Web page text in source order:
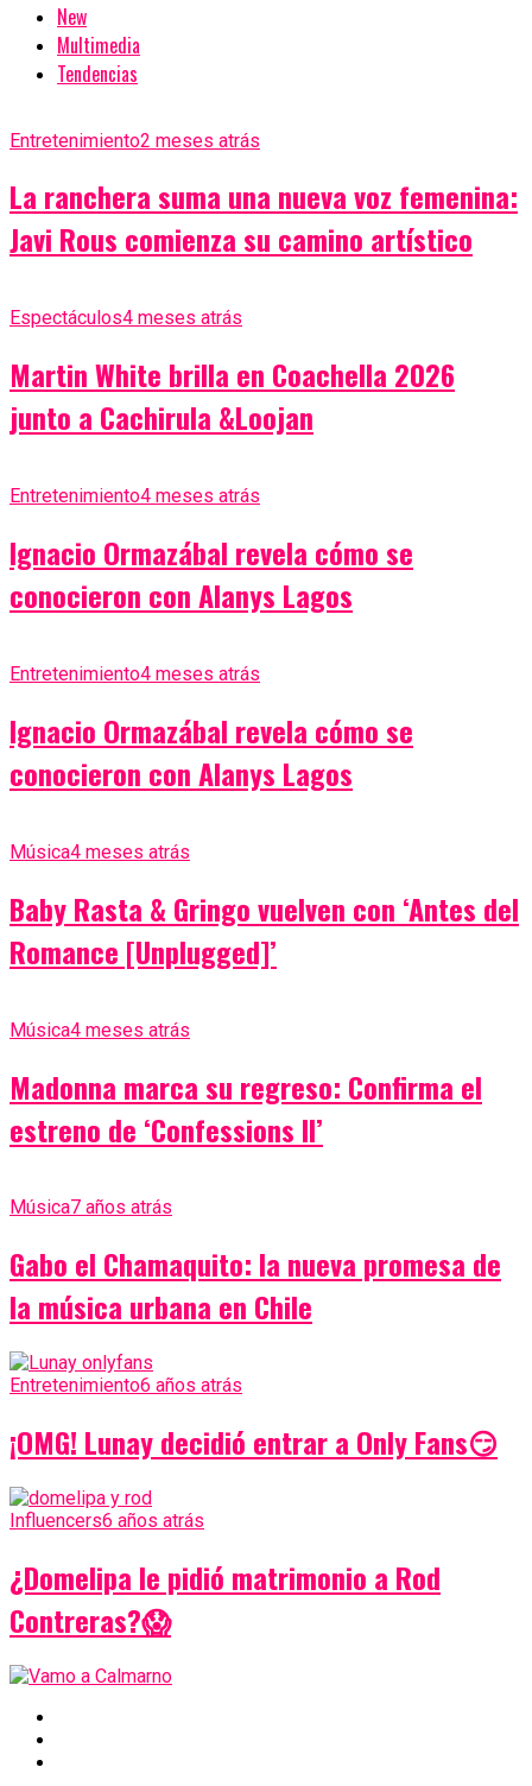
New
Multimedia
Tendencias
Entretenimiento2 meses atrás
La ranchera suma una nueva voz femenina:
Javi Rous comienza su camino artístico
Espectáculos4 meses atrás
Martin White brilla en Coachella 2026
junto a Cachirula &Loojan
Entretenimiento4 meses atrás
Ignacio Ormazábal revela cómo se
conocieron con Alanys Lagos
Entretenimiento4 meses atrás
Ignacio Ormazábal revela cómo se
conocieron con Alanys Lagos
Música4 meses atrás
Baby Rasta & Gringo vuelven con ‘Antes del
Romance [Unplugged]’
Música4 meses atrás
Madonna marca su regreso: Confirma el
estreno de ‘Confessions II’
Música7 años atrás
Gabo el Chamaquito: la nueva promesa de
la música urbana en Chile
Entretenimiento6 años atrás
¡OMG! Lunay decidió entrar a Only Fans😏
Influencers6 años atrás
¿Domelipa le pidió matrimonio a Rod
Contreras?😱